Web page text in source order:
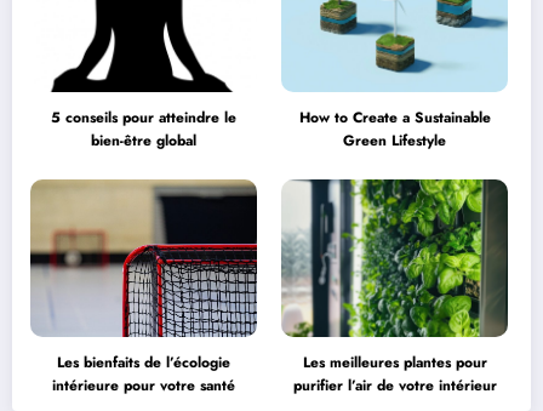
5 conseils pour atteindre le
bien-être global
How to Create a Sustainable
Green Lifestyle
Les bienfaits de l’écologie
intérieure pour votre santé
Les meilleures plantes pour
purifier l’air de votre intérieur